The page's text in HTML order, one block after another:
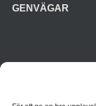
GENVÄGAR